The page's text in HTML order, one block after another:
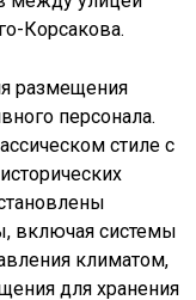
Корсакова.
размещения
персонала.
стиле с
включая системы
климатом,
для хранения